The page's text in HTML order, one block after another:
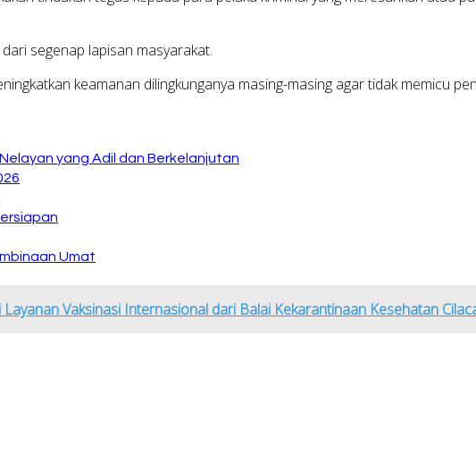
segenap lapisan masyarakat.
keamanan dilingkunganya masing-masing agar tidak memicu
yang Adil dan Berkelanjutan
Umat
Vaksinasi Internasional dari Balai Kekarantinaan Kesehatan